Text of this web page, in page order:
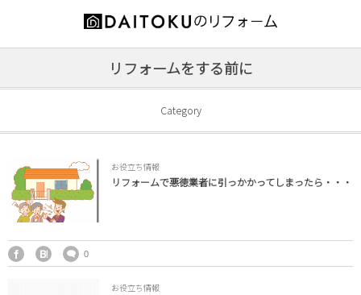
リフォームをする前に
Category
お役立ち情報
リフォームで悪徳業者に引っかかってしまったら・・・
0
お役立ち情報
増築・改築
耐震補強
キッチン
内装
外装
代表ご挨拶
会社概要
スタッフ紹介
営業エリア
特徴とメリット
リフォームの前に
補助金情報
オススメ商品